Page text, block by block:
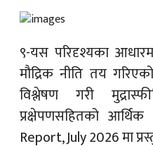
९-यस परिदृश्यका
मौद्रिक नीति तय
विश्लेषण गरी
प्रक्षेपणसहितको
Report, July 2026 मा